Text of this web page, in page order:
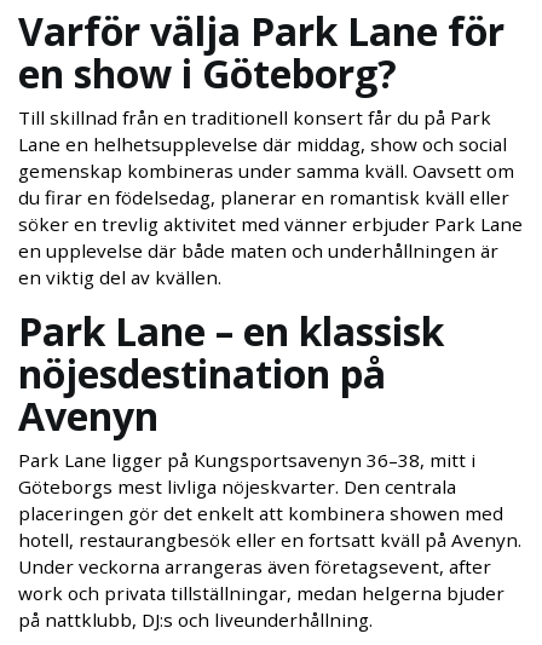
Varför välja Park Lane för
en show i Göteborg?
Till skillnad från en traditionell konsert får du på Park
Lane en helhetsupplevelse där middag, show och social
gemenskap kombineras under samma kväll. Oavsett om
du firar en födelsedag, planerar en romantisk kväll eller
söker en trevlig aktivitet med vänner erbjuder Park Lane
en upplevelse där både maten och underhållningen är
en viktig del av kvällen.
Park Lane – en klassisk
nöjesdestination på
Avenyn
Park Lane ligger på Kungsportsavenyn 36–38, mitt i
Göteborgs mest livliga nöjeskvarter. Den centrala
placeringen gör det enkelt att kombinera showen med
hotell, restaurangbesök eller en fortsatt kväll på Avenyn.
Under veckorna arrangeras även företagsevent, after
work och privata tillställningar, medan helgerna bjuder
på nattklubb, DJ:s och liveunderhållning.